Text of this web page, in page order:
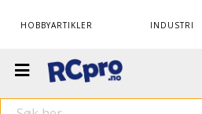
HOBBYARTIKLER INDUSTRI